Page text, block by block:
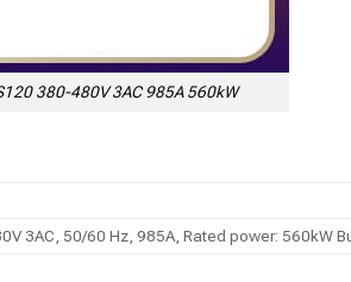
380-480V 3AC 985A 560kW
3AC, 50/60 Hz, 985A, Rated power: 560kW